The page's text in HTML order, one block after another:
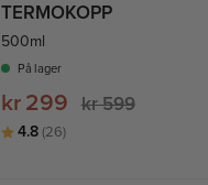
TERMOKOPP
500ml
På lager
kr 299 kr 599
Karakter:
4.8 (26)